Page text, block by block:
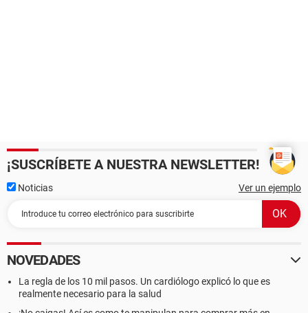
¡SUSCRÍBETE A NUESTRA NEWSLETTER!
Noticias Ver un ejemplo
NOVEDADES
La regla de los 10 mil pasos. Un cardiólogo explicó lo que es
realmente necesario para la salud